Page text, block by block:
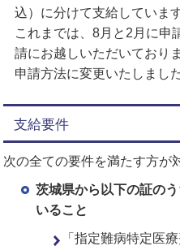
込）に分けて支給しています
これまでは、8月と2月に申
請にお越しいただいており
申請方法に変更いたしました
支給要件
次の全ての要件を満たす方が
茨城県から以下の証の
いること
「指定難病特定医